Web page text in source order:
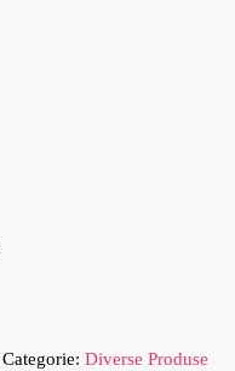
Categorie: Diverse Produse